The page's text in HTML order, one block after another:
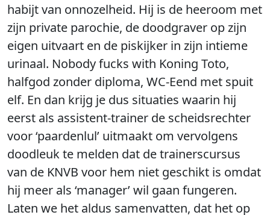
habijt van onnozelheid. Hij is de heeroom met
zijn private parochie, de doodgraver op zijn
eigen uitvaart en de piskijker in zijn intieme
urinaal. Nobody fucks with Koning Toto,
halfgod zonder diploma, WC-Eend met spuit
elf. En dan krijg je dus situaties waarin hij
eerst als assistent-trainer de scheidsrechter
voor ‘paardenlul’ uitmaakt om vervolgens
doodleuk te melden dat de trainerscursus
van de KNVB voor hem niet geschikt is omdat
hij meer als ‘manager’ wil gaan fungeren.
Laten we het aldus samenvatten, dat het op